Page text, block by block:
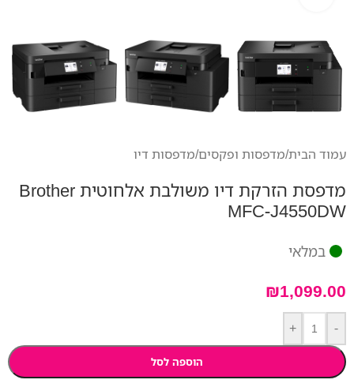
עמוד הבית/מדפסות ופקסים/מדפסות דיו
מדפסת הזרקת דיו משולבת אלחוטית Brother
MFC-J4550DW
במלאי
₪1,099.00
-
+
הוספה לסל